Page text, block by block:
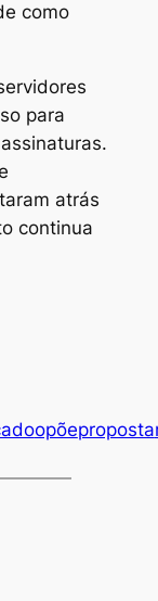
como
para
atrás
continua
opõeproposta